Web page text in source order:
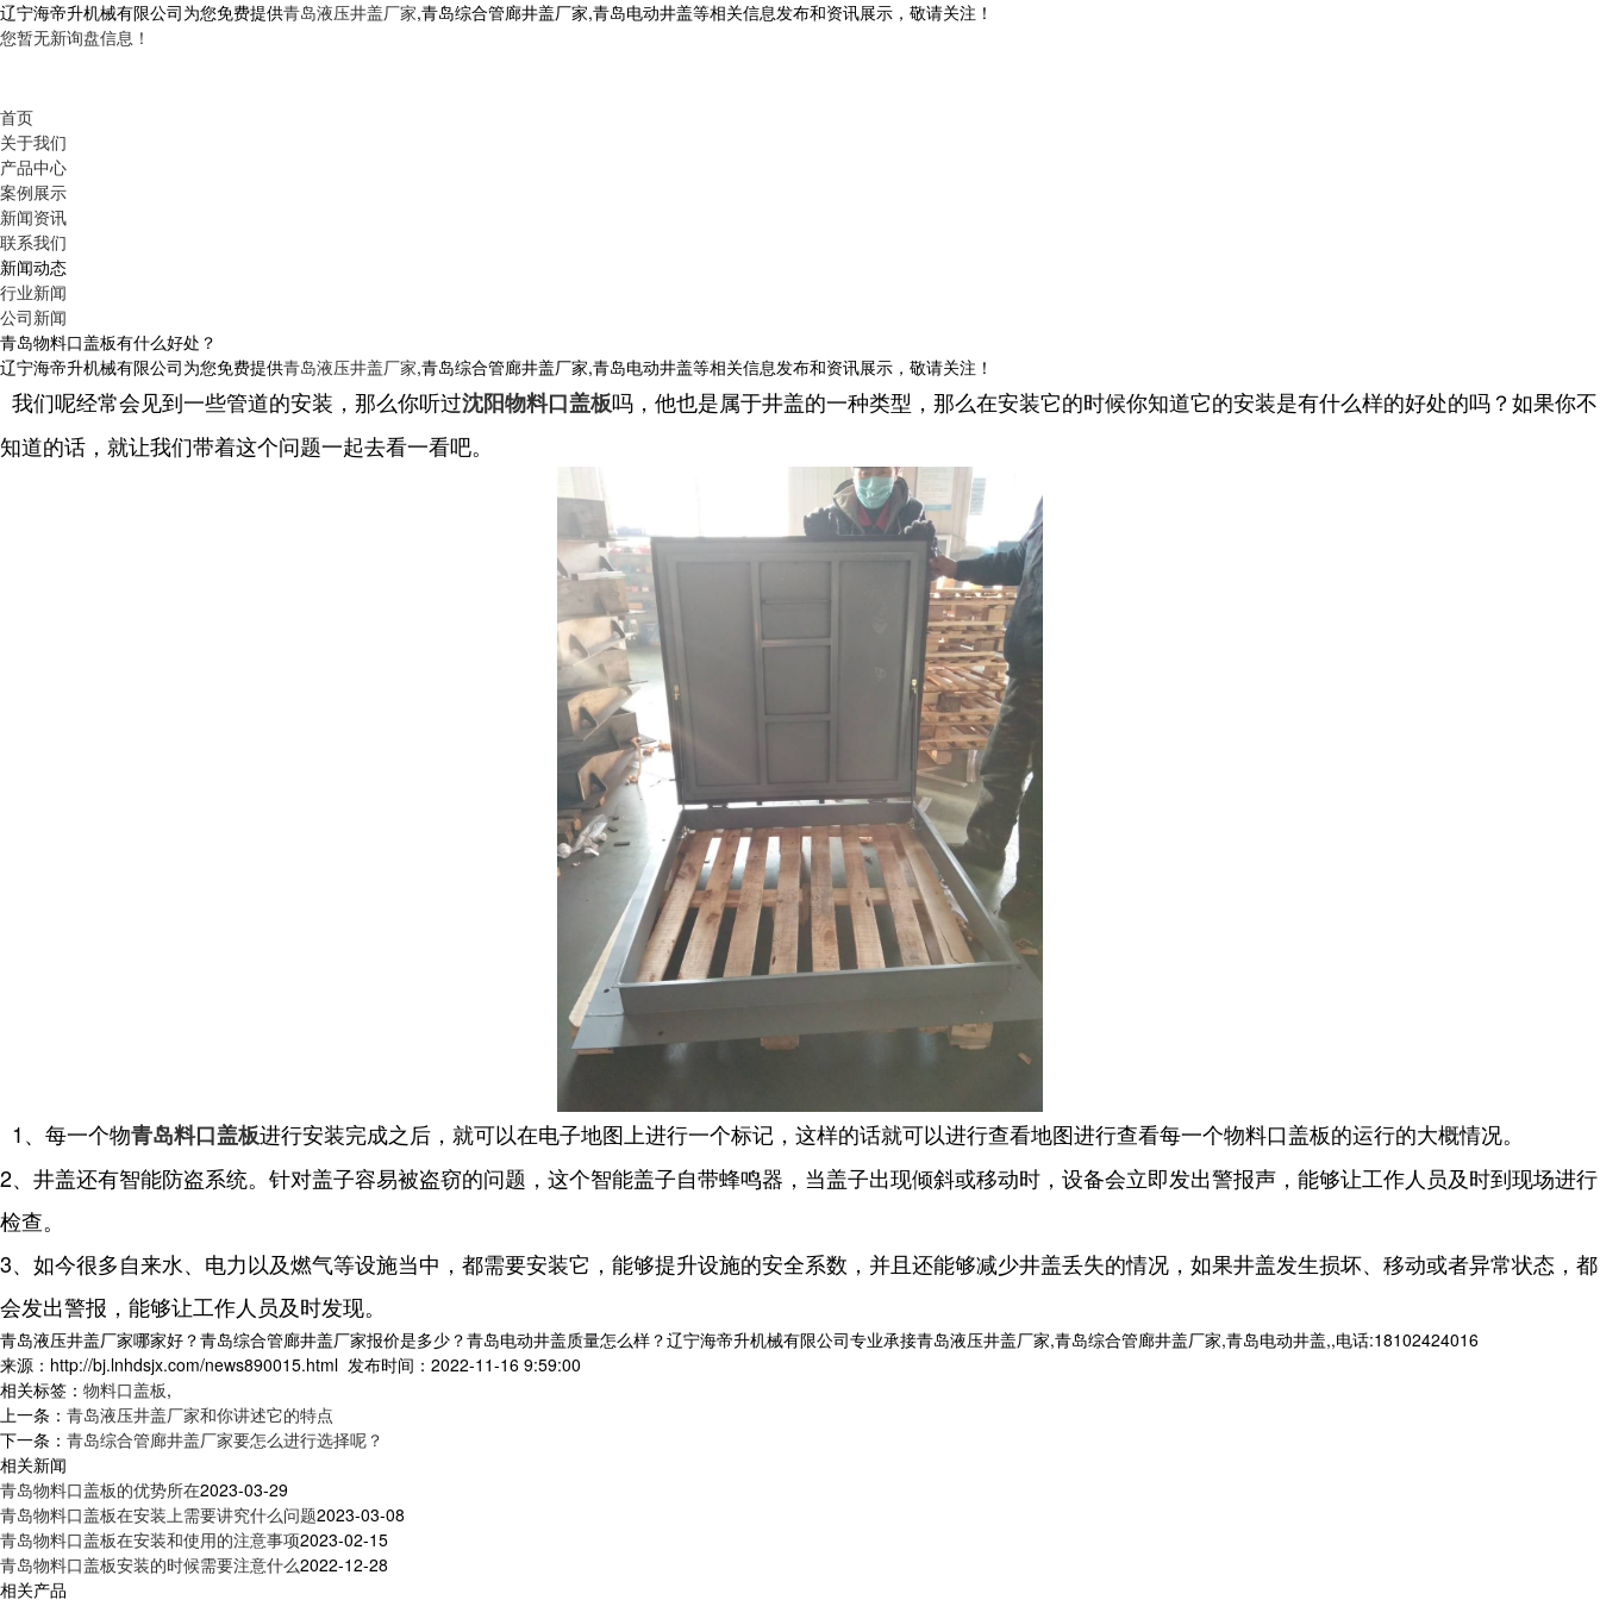
辽宁海帝升机械有限公司为您免费提供青岛液压井盖厂家,青岛综合管廊井盖厂家,青岛电动井盖等相关信息发布和资讯展示，敬请关注！
您暂无新询盘信息！
首页
关于我们
产品中心
案例展示
新闻资讯
联系我们
新闻动态
行业新闻
公司新闻
青岛物料口盖板有什么好处？
辽宁海帝升机械有限公司为您免费提供青岛液压井盖厂家,青岛综合管廊井盖厂家,青岛电动井盖等相关信息发布和资讯展示，敬请关注！
我们呢经常会见到一些管道的安装，那么你听过沈阳物料口盖板吗，他也是属于井盖的一种类型，那么在安装它的时候你知道它的安装是有什么样的好处的吗？如果你不
知道的话，就让我们带着这个问题一起去看一看吧。
1、每一个物青岛料口盖板进行安装完成之后，就可以在电子地图上进行一个标记，这样的话就可以进行查看地图进行查看每一个物料口盖板的运行的大概情况。
2、井盖还有智能防盗系统。针对盖子容易被盗窃的问题，这个智能盖子自带蜂鸣器，当盖子出现倾斜或移动时，设备会立即发出警报声，能够让工作人员及时到现场进行
检查。
3、如今很多自来水、电力以及燃气等设施当中，都需要安装它，能够提升设施的安全系数，并且还能够减少井盖丢失的情况，如果井盖发生损坏、移动或者异常状态，都
会发出警报，能够让工作人员及时发现。
青岛液压井盖厂家哪家好？青岛综合管廊井盖厂家报价是多少？青岛电动井盖质量怎么样？辽宁海帝升机械有限公司专业承接青岛液压井盖厂家,青岛综合管廊井盖厂家,青岛电动井盖,,电话:18102424016
来源：http://bj.lnhdsjx.com/news890015.html 发布时间：2022-11-16 9:59:00
相关标签： 物料口盖板,
上一条： 青岛液压井盖厂家和你讲述它的特点
下一条： 青岛综合管廊井盖厂家要怎么进行选择呢？
相关新闻
青岛物料口盖板的优势所在2023-03-29
青岛物料口盖板在安装上需要讲究什么问题2023-03-08
青岛物料口盖板在安装和使用的注意事项2023-02-15
青岛物料口盖板安装的时候需要注意什么2022-12-28
相关产品